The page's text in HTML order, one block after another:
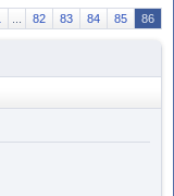
82 83 84 85 86